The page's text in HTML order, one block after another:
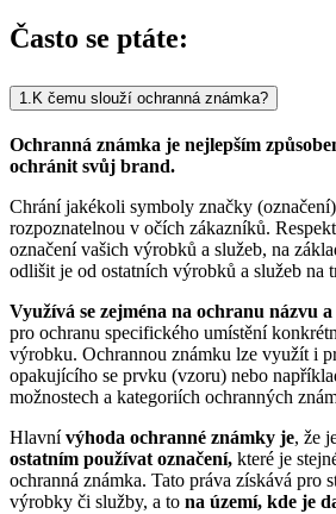
Často se ptáte:
1. K čemu slouží ochranná známka?
Ochranná známka je nejlepším
ochránit svůj brand.
Chrání jakékoli symboly značky
rozpoznatelnou v očích zákazníků.
označení vašich výrobků a služeb, na
odlišit je od ostatních výrobků a služeb na
Využívá se zejména na ochranu názvu a
pro ochranu specifického umístění
výrobku. Ochrannou známku lze využít i
opakujícího se prvku (vzoru) nebo
možnostech a kategoriích ochranných
Hlavnívýhoda ochranné známky je, že
ostatním používat označení, které je
ochranná známka. Tato práva získává pro
výrobky či služby, a to na území, kde je